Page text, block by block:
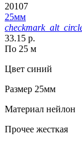
20107
25мм
33.15 р.
По 25 м
Цвет синий
Размер 25мм
Материал нейлон
Прочее жесткая